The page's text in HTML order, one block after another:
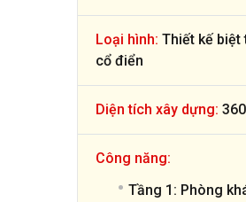
Loại hình: Thiết kế biệt
cổ điển
Diện tích xây dựng:
Công năng:
Tầng 1: Phòng